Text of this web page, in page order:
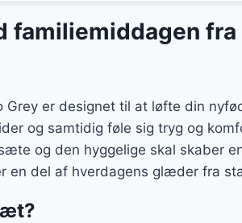
familiemiddagen
er designet til at løfte din
og samtidig føle sig tryg og
og den hyggelige skal skaber
en del af hverdagens glæder fra